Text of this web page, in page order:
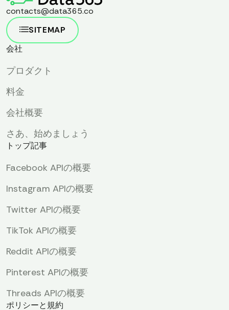
contacts@data365.co
SITEMAP
会社
プロダクト
料金
会社概要
さあ、始めましょう
トップ記事
Facebook APIの概要
Instagram APIの概要
Twitter APIの概要
TikTok APIの概要
Reddit APIの概要
Pinterest APIの概要
Threads APIの概要
ポリシーと規約